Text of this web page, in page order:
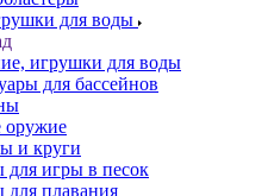
для воды
игрушки для воды
для бассейнов
оружие
и круги
для игры в песок
для плавания